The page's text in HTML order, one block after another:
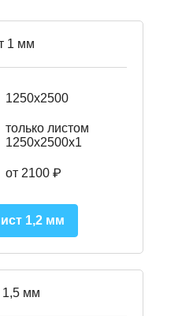
1 мм
1250х2500
только листом
1250х2500х1
от 2100 ₽
1,2 мм
1,5 мм